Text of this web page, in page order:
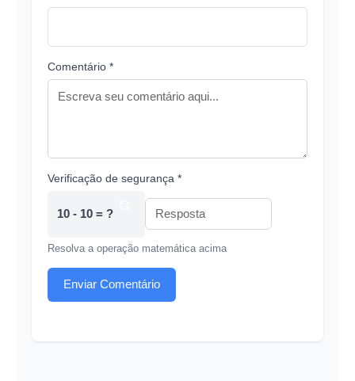
Comentário *
Verificação de segurança *
10 - 10 = ?
Resolva a operação matemática acima
Enviar Comentário